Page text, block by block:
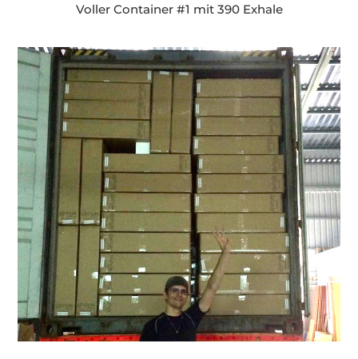
Voller Container #1 mit 390 Exhale